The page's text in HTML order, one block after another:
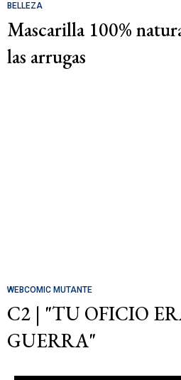
BELLEZA
Mascarilla 100%
las arrugas
WEBCOMIC MUTANTE
C2 | "TU OFICIO
GUERRA"